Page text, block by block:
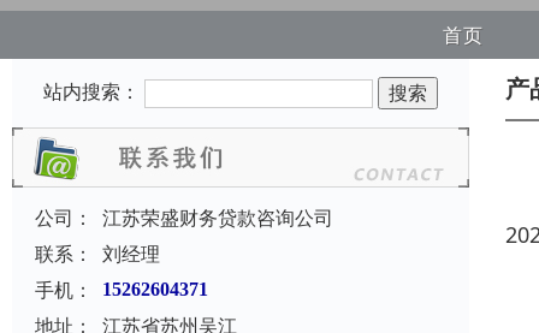
首页
站内搜索：
公司：
江苏荣盛财务贷款咨询公司
联系：
刘经理
手机：
15262604371
地址：
江苏省苏州吴江
产